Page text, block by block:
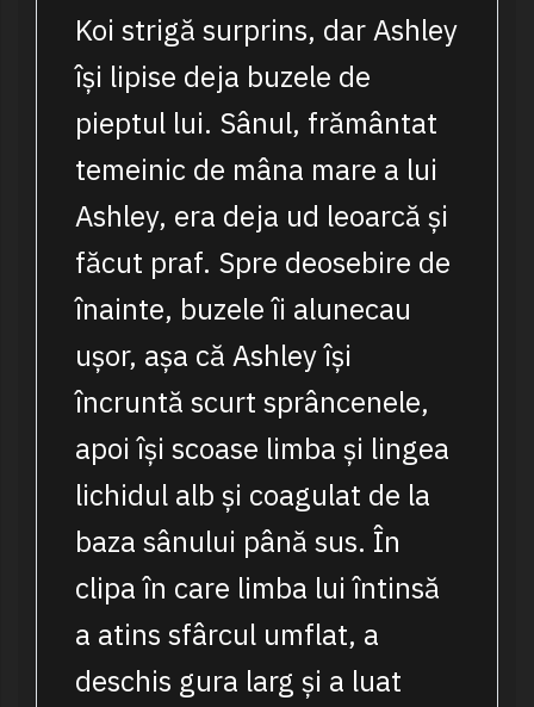
Koi strigă surprins, dar Ashley
își lipise deja buzele de
pieptul lui. Sânul, frământat
temeinic de mâna mare a lui
Ashley, era deja ud leoarcă și
făcut praf. Spre deosebire de
înainte, buzele îi alunecau
ușor, așa că Ashley își
încruntă scurt sprâncenele,
apoi își scoase limba și lingea
lichidul alb și coagulat de la
baza sânului până sus. În
clipa în care limba lui întinsă
a atins sfârcul umflat, a
deschis gura larg și a luat